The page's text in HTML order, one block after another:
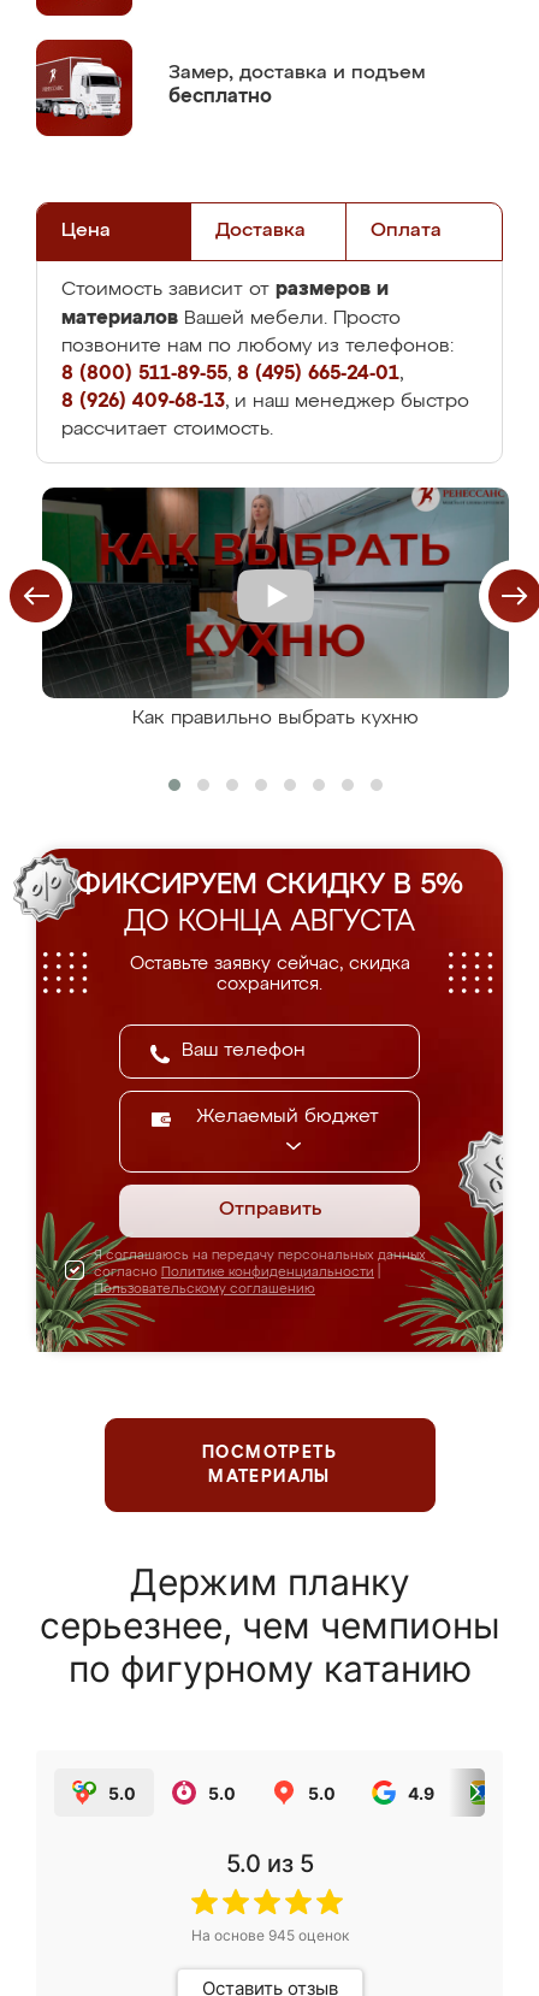
Замер, доставка и подъем
бесплатно
Цена Доставка Оплата
Стоимость зависит от размеров и
материалов Вашей мебели. Просто
позвоните нам по любому из телефонов:
8 (800) 511-89-55, 8 (495) 665-24-01,
8 (926) 409-68-13, и наш менеджер быстро
рассчитает стоимость.
Как правильно выбрать кухню
ФИКСИРУЕМ СКИДКУ В 5%
ДО КОНЦА АВГУСТА
Оставьте заявку сейчас, скидка
сохранится.
Желаемый бюджет
Отправить
Я соглашаюсь на передачу персональных данных
согласно Политике конфиденциальности
Пользовательскому соглашению
ПОСМОТРЕТЬ
МАТЕРИАЛЫ
Держим планку
серьезнее, чем чемпионы
по фигурному катанию
5.0 5.0 5.0 4.9
5.0 из 5
На основе 945оценок
Оставить отзыв